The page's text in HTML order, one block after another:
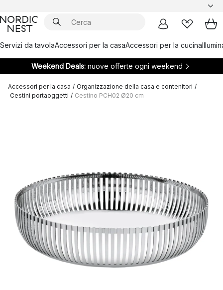
Servizi da tavolaAccessori per la casaAccessori per la cucina
Weekend Deals: nuove offerte ogni weekend
Accessori per la casa / Organizzazione della casa e contenitori /
Cestini portaoggetti / Cestino PCH02 Ø20 cm